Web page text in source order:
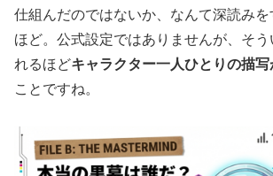
仕組んだのではないか、なんて深読み
ほど。公式設定ではありませんが、そう
れるほどキャラクター一人ひとりの描
ことですね。